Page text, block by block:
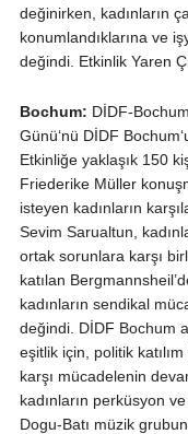
değinirken, kadınların
konumlandıklarına ve
değindi. Etkinlik Yaren
Bochum: DİDF-
Günü‘nü DİDF
Etkinliğe yaklaşık 150
Friederike Müller
isteyen kadınların
Sevim Sarualtun,
ortak sorunlara karşı
katılan
kadınların sendikal
değindi. DİDF Bochum
eşitlik için, politik katılım
karşı mücadelenin
kadınların perküsyon
Dogu-Batı müzik